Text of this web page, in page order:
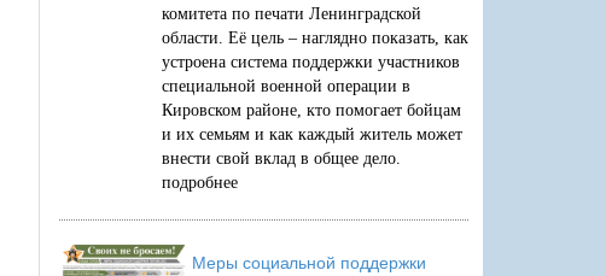
комитета по печати Ленинградской
области. Её цель – наглядно показать, как
устроена система поддержки участников
специальной военной операции в
Кировском районе, кто помогает бойцам
и их семьям и как каждый житель может
внести свой вклад в общее дело.
подробнее
Меры социальной поддержки